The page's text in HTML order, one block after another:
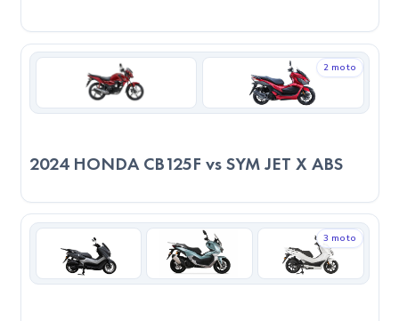
2 moto
2024 HONDA CB125F vs SYM JET X ABS
3 moto